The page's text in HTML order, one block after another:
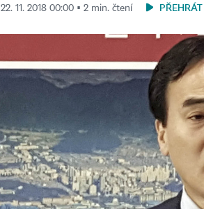
22. 11. 2018 00:00 ▪ 2 min. čtení